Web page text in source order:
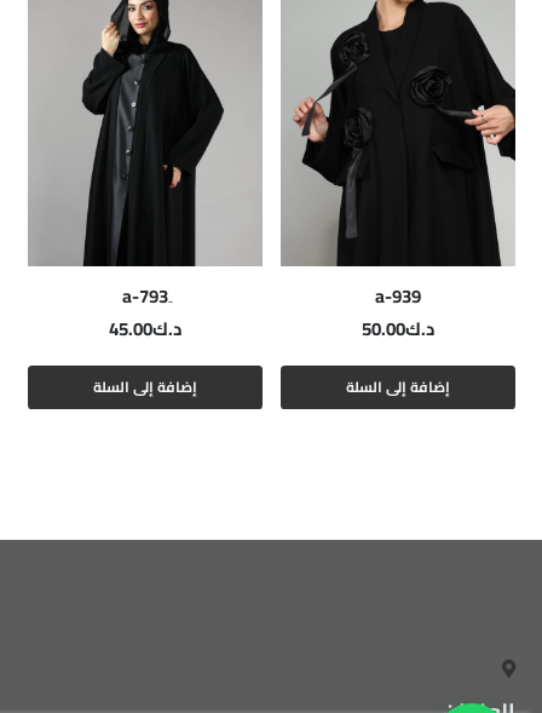
a-939
د.ك50.00
إضافة إلى السلة
ِa-793
د.ك45.00
إضافة إلى السلة